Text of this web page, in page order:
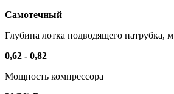
Самотечный
Глубина лотка подводящего патрубка, м
0,62 - 0,82
Мощность компрессора